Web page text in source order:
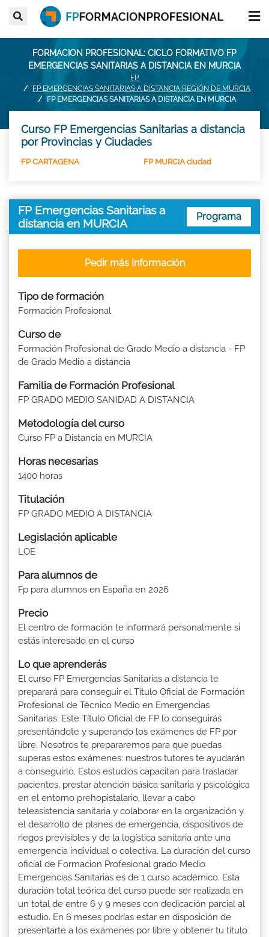
FORMACION PROFESIONAL: CICLO FORMATIVO FP
EMERGENCIAS SANITARIAS A DISTANCIA EN MURCIA
FP
FP EMERGENCIAS SANITARIAS A DISTANCIA REGIÓN DE MURCIA
FP EMERGENCIAS SANITARIAS A DISTANCIA EN MURCIA
Curso FP Emergencias Sanitarias a distancia
por Provincias y Ciudades
FP CARTAGENA FP MURCIA ciudad
FP Emergencias Sanitarias a
distancia en MURCIA
Programa
Tipo de formación
Formación Profesional
Curso de
Formación Profesional de Grado Medio a distancia - FP
de Grado Medio a distancia
Familia de Formación Profesional
FP GRADO MEDIO SANIDAD A DISTANCIA
Metodología del curso
Curso FP a Distancia en MURCIA
Horas necesarias
1400 horas
Titulación
FP GRADO MEDIO A DISTANCIA
Legislación aplicable
LOE
Para alumnos de
Fp para alumnos en España en 2026
Precio
El centro de formación te informará personalmente si
estás interesado en el curso
Pedir más Información
Lo que aprenderás
El curso FP Emergencias Sanitarias a distancia te
preparará para conseguir el Título Oficial de Formación
Profesional de Técnico Medio en Emergencias
Sanitarias. Este Título Oficial de FP lo conseguirás
presentándote y superando los exámenes de FP por
libre. Nosotros te prepararemos para que puedas
superas estos exámenes: nuestros tutores te ayudarán
a conseguirlo. Estos estudios capacitan para trasladar
pacientes, prestar atención básica sanitaria y psicológica
en el entorno prehopistalario, llevar a cabo
teleasistencia sanitaria y colaborar en la organización y
el desarrollo de planes de emergencia, dispositivos de
riegos previsibles y de la logística sanitaria ante una
emergencia individual o colectiva. La duración del curso
oficial de Formacion Profesional grado Medio
Emergencias Sanitarias es de 1 curso académico. Esta
duración total teórica del curso puede ser realizada en
un total de entre 6 y 9 meses con dedicación parcial al
estudio. En 6 meses podrías estar en disposición de
presentarte a los exámenes por libre y obtener tu título